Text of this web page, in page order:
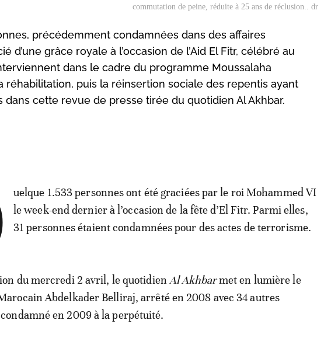
commutation de peine, réduite à 25 ans de réclusion.. dr
précédemment condamnées dans des affaires
d’une grâce royale à l’occasion de l’Aid El Fitr, célébré au
dans le cadre du programme Moussalaha
puis la réinsertion sociale des repentis ayant
cette revue de presse tirée du quotidien Al Akhbar.
uelque 1.533 personnes ont été graciées par le roi Mohammed VI
le week-end dernier à l’occasion de la fête d’El Fitr. Parmi elles,
31 personnes étaient condamnées pour des actes de terrorisme.
du mercredi 2 avril, le quotidien Al Akhbarmet en lumière le
Abdelkader Belliraj, arrêté en 2008 avec 34 autres
en 2009 à la perpétuité.